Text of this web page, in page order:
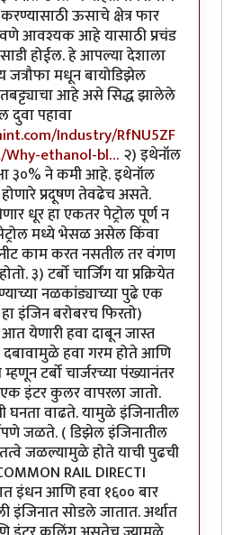
ऊसाचे क्षेत्र फार
आवश्यक आहे यासाठी प्रचंड
होईल. हे आपल्या देशाला
जत्रौफा मधून बायोडिझेल
आहे असे सिद्ध झालेले
दुवा पहावा
Industry/RfNU5ZF
Why-ethanol-bl… २) इथेनॉल
३०% ने कमी आहे. इथेनॉल
प्रदूषण तेवढेच असते.
धूर हा एकतर पेट्रोल पूर्ण न
मध्ये भेसळ असेल किंवा
नीट काम करत नसतील तर वंगण
३) टर्बो चार्जिंग या प्रक्रियेत
नळकांड्याच्या पुढे एक
इंजिन बरोबरच फिरतो)
येणारी हवा दाबून जास्त
हवा गरम होते आणि
टर्बो चार्जरच्या पंख्यानंतर
इंटर कुलर वापरला जातो.
घनता वाढते. यामुळे इंजिनातील
जळते. ( डिझेल इंजिनातील
जळल्यामुळे होते याची पुढची
RAIL DIRECTI
इंधन आणि हवा १६०० बार
इंजिनात सोडले जातात. अर्थात